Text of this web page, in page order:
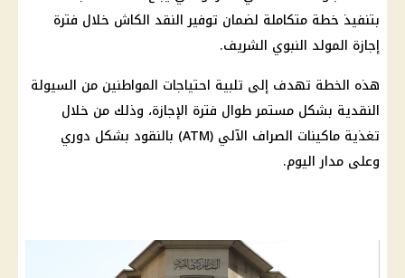
بتنفيذ خطة متكاملة لضمان توفير النقد الكاش خلال فترة
إجازة المولد النبوي الشريف.
هذه الخطة تهدف إلى تلبية احتياجات المواطنين من السيولة
النقدية بشكل مستمر طوال فترة الإجازة، وذلك من خلال
تغذية ماكينات الصراف الآلي (ATM) بالنقود بشكل دوري
وعلى مدار اليوم.